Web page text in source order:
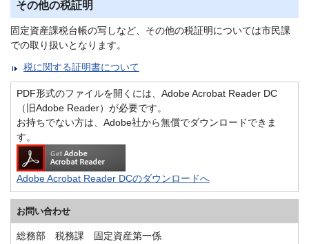
その他の税証明
固定資産課税台帳の写しなど、その他の税証明については市民課
での取り扱いとなります。
税に関する証明書について
PDF形式のファイルを開くには、Adobe Acrobat Reader DC
（旧Adobe Reader）が必要です。
お持ちでない方は、Adobe社から無償でダウンロードできま
す。
Adobe Acrobat Reader DCのダウンロードへ
お問い合わせ
総務部 税務課 固定資産第一係